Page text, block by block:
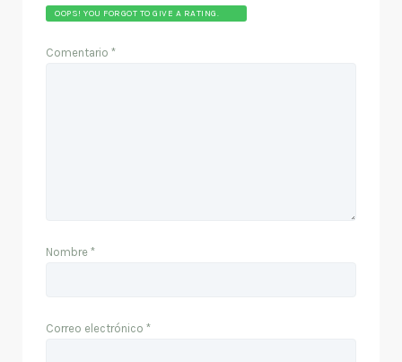
OOPS! YOU FORGOT TO GIVE A RATING.
Comentario *
Nombre *
Correo electrónico *